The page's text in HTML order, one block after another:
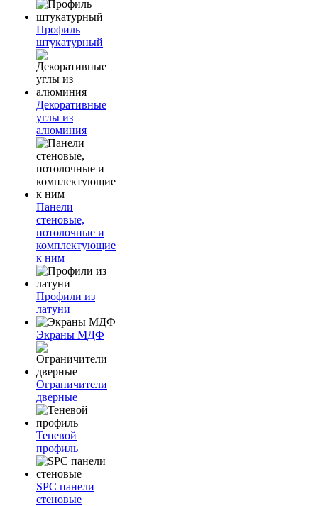
Профиль
штукатурный
Декоративные
углы из
алюминия
Панели
стеновые,
потолочные и
комплектующие
к ним
Профили из
латуни
Экраны МДФ
Ограничители
дверные
Теневой
профиль
SPC панели
стеновые